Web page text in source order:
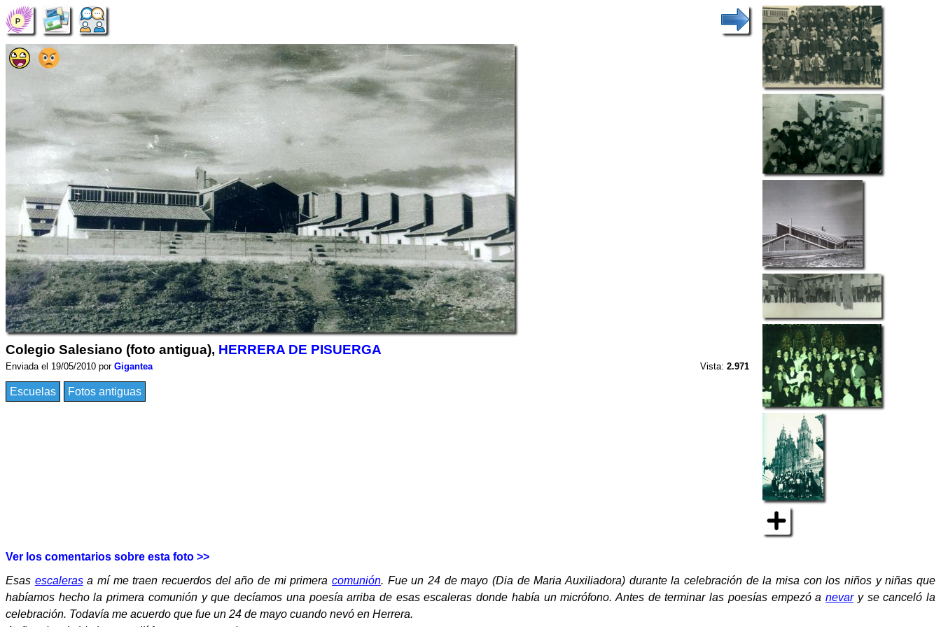
Colegio Salesiano (foto antigua), HERRERA DE PISUERGA
Enviada el 19/05/2010 por Gigantea Vista:2.971
Escuelas Fotos antiguas
Ver los comentarios sobre esta foto >>
Esas escalerasa mí me traen recuerdos del año de mi primeracomunión. Fue un 24 de mayo (Dia de Maria Auxiliadora) durante la celebración de la misa con los niños y niñas que
habíamos hecho la primera comunión y que decíamos una poesía arriba de esas escaleras donde había un micrófono. Antes de terminar las poesías empezó anevary se canceló la
celebración. Todavía me acuerdo que fue un 24 de mayo cuando nevó en Herrera.